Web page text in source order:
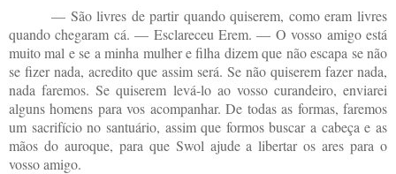
— São livres de partir quando quiserem, como eram livres
quando chegaram cá. — Esclareceu Erem. — O vosso amigo está
muito mal e se a minha mulher e filha dizem que não escapa se não
se fizer nada, acredito que assim será. Se não quiserem fazer nada,
nada faremos. Se quiserem levá-lo ao vosso curandeiro, enviarei
alguns homens para vos acompanhar. De todas as formas, faremos
um sacrifício no santuário, assim que formos buscar a cabeça e as
mãos do auroque, para que Swol ajude a libertar os ares para o
vosso amigo.